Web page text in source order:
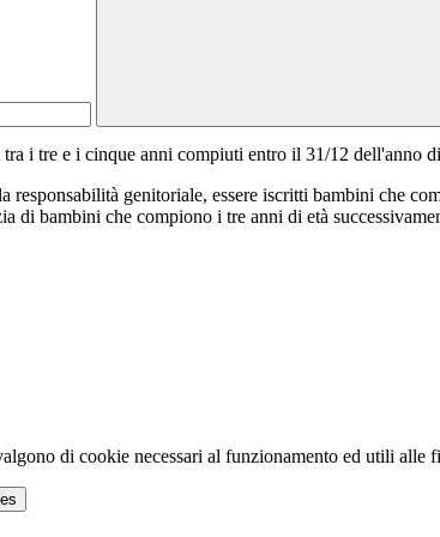
i tre e i cinque anni compiuti entro il 31/12 dell'anno
responsabilità genitoriale, essere iscritti bambini che
bambini che compiono i tre anni di età
di cookie necessari al funzionamento ed utili alle